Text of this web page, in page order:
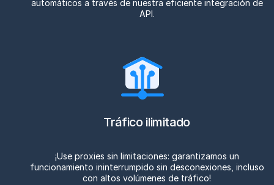
automáticos a través de nuestra eficiente integración de
API.
Tráfico ilimitado
¡Use proxies sin limitaciones: garantizamos un
funcionamiento ininterrumpido sin desconexiones, incluso
con altos volúmenes de tráfico!